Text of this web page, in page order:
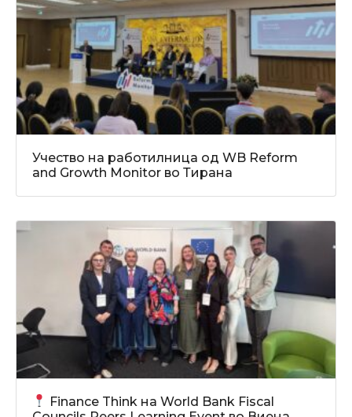
Учество на работилница од WB Reform
and Growth Monitor во Тирана
Finance Think на World Bank Fiscal